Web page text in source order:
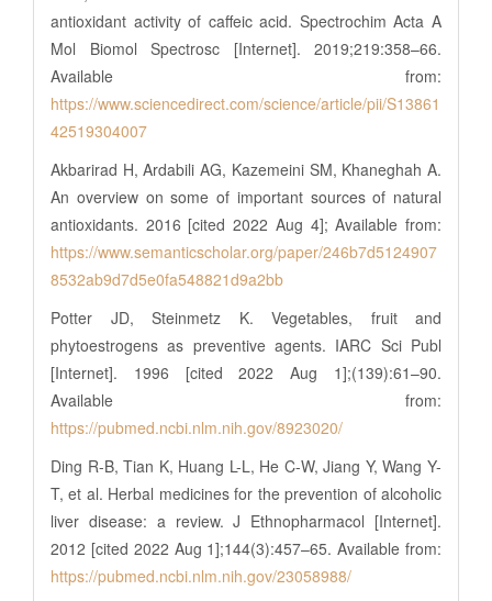
antioxidant activity of caffeic acid. Spectrochim Acta A
Mol Biomol Spectrosc [Internet]. 2019;219:358–66.
Available from:
https://www.sciencedirect.com/science/article/pii/S13861
42519304007
Akbarirad H, Ardabili AG, Kazemeini SM, Khaneghah A.
An overview on some of important sources of natural
antioxidants. 2016 [cited 2022 Aug 4]; Available from:
https://www.semanticscholar.org/paper/246b7d5124907
8532ab9d7d5e0fa548821d9a2bb
Potter JD, Steinmetz K. Vegetables, fruit and
phytoestrogens as preventive agents. IARC Sci Publ
[Internet]. 1996 [cited 2022 Aug 1];(139):61–90.
Available from:
https://pubmed.ncbi.nlm.nih.gov/8923020/
Ding R-B, Tian K, Huang L-L, He C-W, Jiang Y, Wang Y-
T, et al. Herbal medicines for the prevention of alcoholic
liver disease: a review. J Ethnopharmacol [Internet].
2012 [cited 2022 Aug 1];144(3):457–65. Available from:
https://pubmed.ncbi.nlm.nih.gov/23058988/